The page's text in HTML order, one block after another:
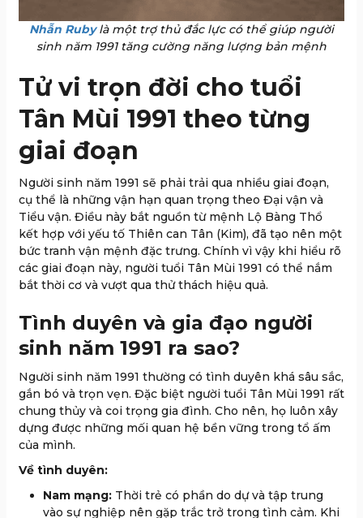
Nhẫn Rubylà một trợ thủ đắc lực có thể giúp người
sinh năm 1991 tăng cường năng lượng bản mệnh
Tử vi trọn đời cho tuổi
Tân Mùi 1991 theo từng
giai đoạn
Người sinh năm 1991 sẽ phải trải qua nhiều giai đoạn,
cụ thể là những vận hạn quan trọng theo Đại vận và
Tiểu vận. Điều này bắt nguồn từ mệnh Lộ Bàng Thổ
kết hợp với yếu tố Thiên can Tân (Kim), đã tạo nên một
bức tranh vận mệnh đặc trưng. Chính vì vậy khi hiểu rõ
các giai đoạn này, người tuổi Tân Mùi 1991 có thể nắm
bắt thời cơ và vượt qua thử thách hiệu quả.
Tình duyên và gia đạo người
sinh năm 1991 ra sao?
Người sinh năm 1991 thường có tình duyên khá sâu sắc,
gắn bó và trọn vẹn. Đặc biệt người tuổi Tân Mùi 1991 rất
chung thủy và coi trọng gia đình. Cho nên, họ luôn xây
dựng được những mối quan hệ bền vững trong tổ ấm
của mình.
Về tình duyên:
Nam mạng: Thời trẻ có phần do dự và tập trung
vào sự nghiệp nên gặp trắc trở trong tình cảm. Khi